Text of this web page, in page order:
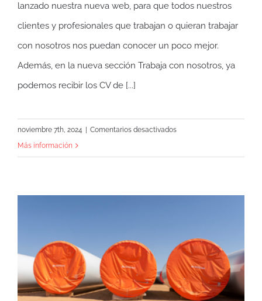
lanzado nuestra nueva web, para que todos nuestros
clientes y profesionales que trabajan o quieran trabajar
con nosotros nos puedan conocer un poco mejor.
Además, en la nueva sección Trabaja con nosotros, ya
podemos recibir los CV de [...]
noviembre 7th, 2024 Comentarios desactivadosen
Eiffage
Metal
España
Más información